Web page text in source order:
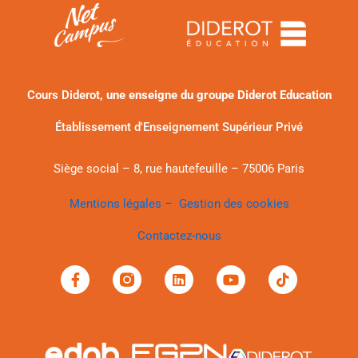
Cours Diderot, une enseigne du groupe Diderot Education
Établissement d'Enseignement Supérieur Privé
Siège social – 8, rue hautefeuille – 75006 Paris
Mentions légales – Gestion des cookies
Contactez-nous
F
a
o
L
i
d
Y
o
T
i